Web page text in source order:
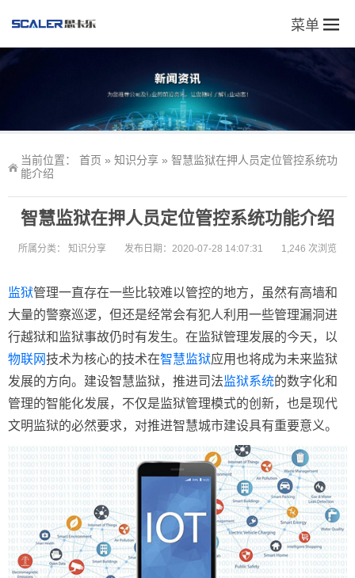
菜单
当前位置： 首页 » 知识分享 » 智慧监狱在押人员定位管控系统功
能介绍
智慧监狱在押人员定位管控系统功能介绍
所属分类： 知识分享 发布日期：2020-07-28 14:07:31 1,246 次浏览
监狱管理一直存在一些比较难以管控的地方，虽然有高墙和
大量的警察巡逻，但还是经常会有犯人利用一些管理漏洞进
行越狱和监狱事故仍时有发生。在监狱管理发展的今天，以
物联网技术为核心的技术在智慧监狱应用也将成为未来监狱
发展的方向。建设智慧监狱，推进司法监狱系统的数字化和
管理的智能化发展，不仅是监狱管理模式的创新，也是现代
文明监狱的必然要求，对推进智慧城市建设具有重要意义。